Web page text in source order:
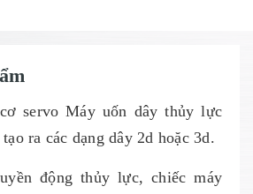
servo Máy uốn dây thủy lực
ra các dạng dây 2d hoặc 3d.
động thủy lực, chiếc máy